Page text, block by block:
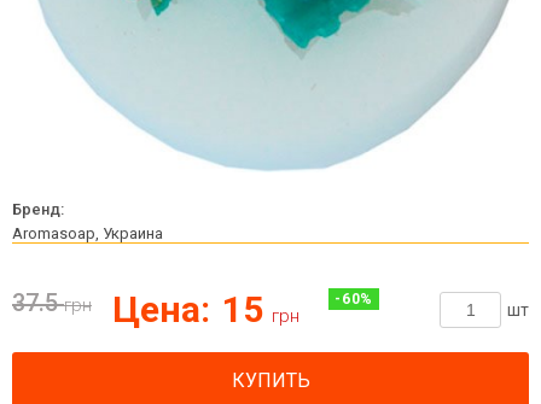
Бренд:
Aromasoap, Украина
37.5 грн Цена: 15 грн
- 60%
шт
КУПИТЬ